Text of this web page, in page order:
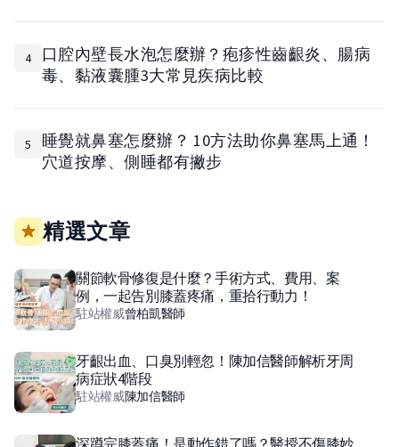
4
口腔內壁長水泡怎麼辦？疱疹性齒齦炎、腸病
毒、黏液囊腫3大常見疾病比較
5
睡覺就鼻塞怎麼辦？ 10方法助你鼻塞馬上通！
穴道按摩、側睡都有撇步
精選文章
關節軟骨修復是什麼？手術方式、費用、案
例，一起告別膝蓋疼痛，重拾行動力！
駐站權威曾柏凱醫師
牙齦出血、口臭別輕忽！陳加信醫師解析牙周
病症狀4階段
駐站權威陳加信醫師
深蹲完膝蓋痛！是動作錯了嗎？醫授不傷膝妙